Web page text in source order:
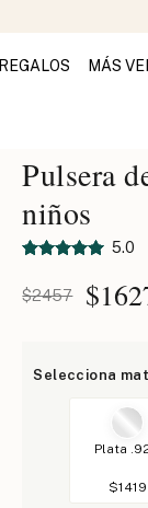
REGALOS MÁS
Pulsera
niños
5.0
$2457 $
Selecciona
Plata
$1419